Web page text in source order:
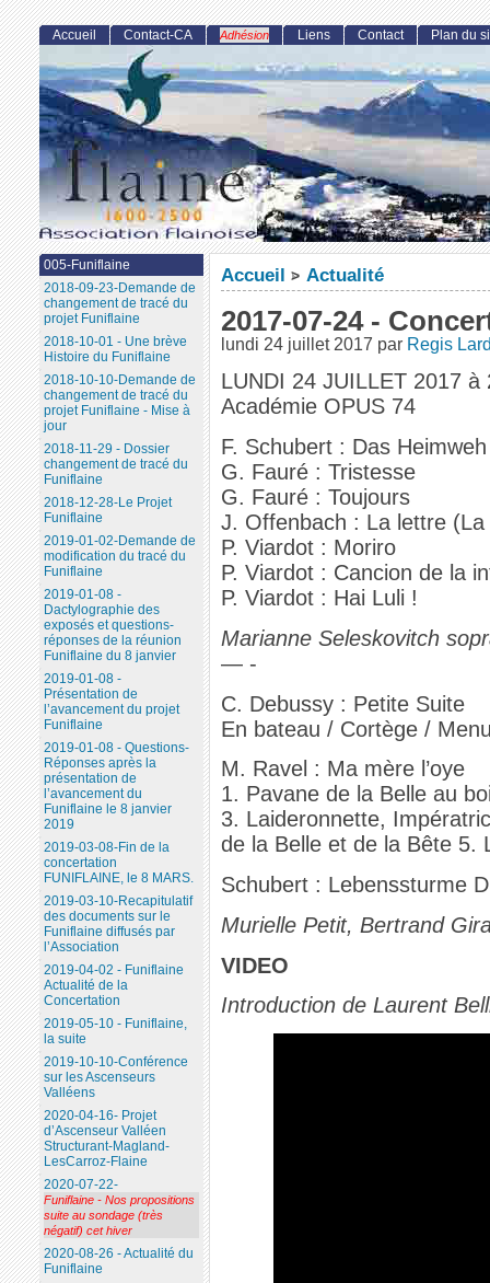
Accueil > Actualité
2017-07-24 -
lundi 24 juillet 2017 par Regis
LUNDI 24 JUILLET 2017
Académie OPUS 74
F. Schubert : Das Heimweh
G. Fauré : Tristesse
G. Fauré : Toujours
J. Offenbach : La lettre (La
P. Viardot : Moriro
P. Viardot : Cancion de la
P. Viardot : Hai Luli !
Marianne Seleskovitch
— -
C. Debussy : Petite Suite
En bateau / Cortège /
M. Ravel : Ma mère l’oye
1. Pavane de la Belle au
3. Laideronnette,
de la Belle et de la Bête 5.
Schubert : Lebenssturme
Murielle Petit, Bertrand
VIDEO
Introduction de Laurent
Accueil Contact-CA Adhésion Liens Contact Plan du
005-Funiflaine
2018-09-23-Demande de
changement de tracé du
projet Funiflaine
2018-10-01 - Une brève
Histoire du Funiflaine
2018-10-10-Demande de
changement de tracé du
projet Funiflaine - Mise à
jour
2018-11-29 - Dossier
changement de tracé du
Funiflaine
2018-12-28-Le Projet
Funiflaine
2019-01-02-Demande de
modification du tracé du
Funiflaine
2019-01-08 -
Dactylographie des
exposés et questions-
réponses de la réunion
Funiflaine du 8 janvier
2019-01-08 -
Présentation de
l’avancement du projet
Funiflaine
2019-01-08 - Questions-
Réponses après la
présentation de
l’avancement du
Funiflaine le 8 janvier
2019
2019-03-08-Fin de la
concertation
FUNIFLAINE, le 8 MARS.
2019-03-10-Recapitulatif
des documents sur le
Funiflaine diffusés par
l’Association
2019-04-02 - Funiflaine
Actualité de la
Concertation
2019-05-10 - Funiflaine,
la suite
2019-10-10-Conférence
sur les Ascenseurs
Valléens
2020-04-16- Projet
d’Ascenseur Valléen
Structurant-Magland-
LesCarroz-Flaine
2020-07-22-
Funiflaine - Nos propositions
suite au sondage (très
négatif) cet hiver
2020-08-26 - Actualité du
Funiflaine